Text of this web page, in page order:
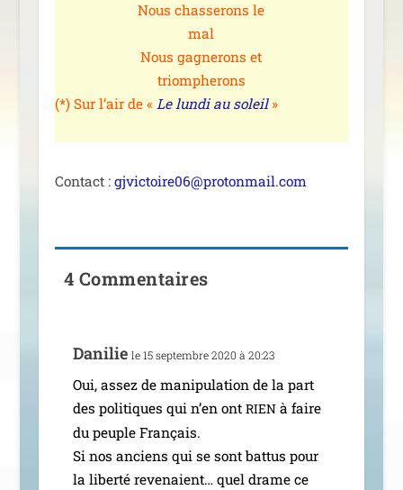
Nous chas­se­rons le
mal
Nous gagne­rons et
triompherons
(*) Sur l’air de « Le lun­di au soleil»
Contact : gjvictoire06@protonmail.com
4 Commentaires
Danilie le 15 sep­tembre 2020 à 20:23
Oui, assez de mani­pu­la­tion de la part
des poli­tiques qui n’en ont RIENà faire
du peuple Français.
Si nos anciens qui se sont bat­tus pour
la liber­té reve­naient… quel drame ce